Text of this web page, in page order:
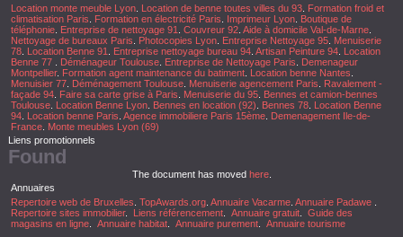
Location monte meuble Lyon. Location de benne toutes villes du 93. Formation froid et
climatisation Paris
Formation en électricité Paris Imprimeur Lyon. Boutique de
téléphonie. Entreprise de nettoyage 91 Couvreur 92. Aide à domicile Val-de-Marne.
Nettoyage de bureaux Paris
Photocopies Lyon. Entreprise Nettoyage 95. Menuiserie
78. Location Benne 91 Entreprise nettoyage bureau 94. Artisan Peinture 94. Location
Benne 77
Déménageur Toulouse. Entreprise de Nettoyage Paris
Demenageur
Montpellier. Formation agent maintenance du batiment. Location benne Nantes
Menuisier 77. Déménagement Toulouse. Menuiserie agencement Paris
Ravalement -
façade 94. Faire sa carte grise à Paris Menuiserie du 95. Bennes et camion-bennes
Toulouse. Location Benne Lyon. Bennes en location (92) Bennes 78. Location Benne
94. Location benne Paris Agence immobiliere Paris 15ème. Demenagement Ile-de-
France. Monte meubles Lyon (69)
Liens promotionnels
Found
The document has moved here.
Annuaires
Repertoire web de Bruxelles TopAwards.org. Annuaire Vacarme. Annuaire Padawe.
Repertoire sites immobilier. Liens référencement. Annuaire gratuit. Guide des
magasins en ligne. Annuaire habitat. Annuaire purement. Annuaire tourisme